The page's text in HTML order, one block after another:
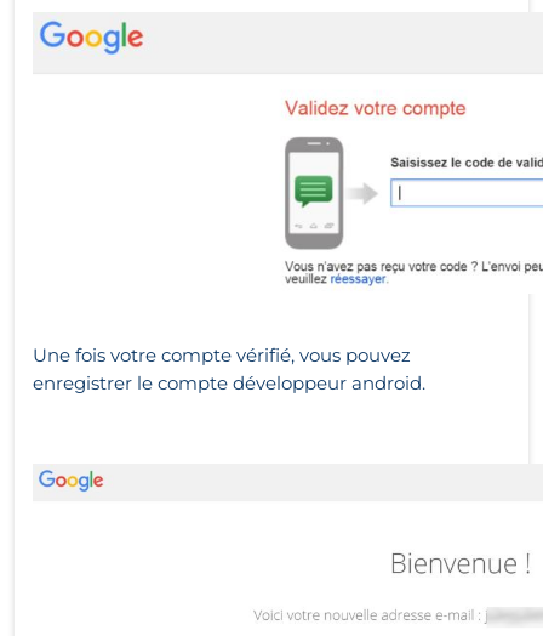
Une fois votre compte vérifié, vous pouvez
enregistrer le compte développeur android.